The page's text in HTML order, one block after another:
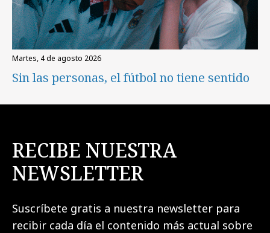
martes, 4 de agosto 2026
Sin las personas, el fútbol no tiene sentido
RECIBE NUESTRA
NEWSLETTER
Suscríbete gratis a nuestra newsletter para
recibir cada día el contenido más actual sobre